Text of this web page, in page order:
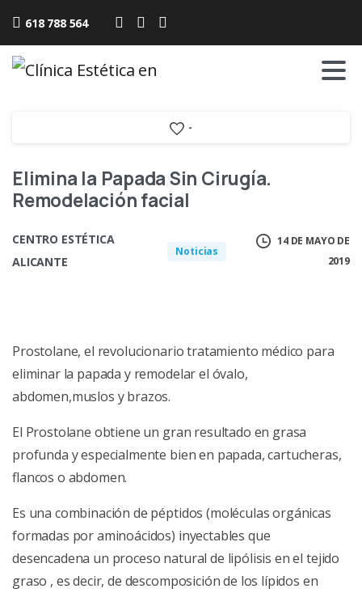
618 788 564
-
Elimina la Papada Sin Cirugía.
Remodelación facial
CENTRO ESTÉTICA
ALICANTE
Noticias
14 DE MAYO DE
2019
Prostolane, el revolucionario tratamiento médico para
eliminar la papada y remodelar el óvalo,
abdomen,muslos y brazos.
El Prostolane obtiene un gran resultado en grasa
profunda y especialmente bien en papada, cartucheras,
flancos o abdomen.
Es una combinación de péptidos (moléculas orgánicas
formadas por aminoácidos) inyectables que
desencadena un proceso natural de lipólisis en el tejido
graso , es decir, de descomposición de los lípidos en